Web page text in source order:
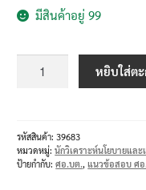
มีสินค้าอยู่ 99
หยิบใส่ตะ
รหัสสินค้า:39683
หมวดหมู่:นักวิเคราะห์นโยบายแล
ป้ายกำกับ:ศอ.บต.,แนวข้อสอบ ศ